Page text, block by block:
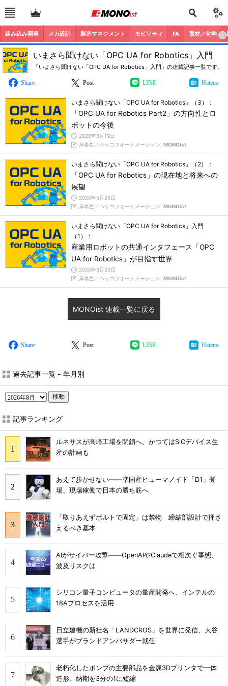
組み込み開発 メカ設計 製造マネジメント モビリティ FA 素材／化学
いまさら聞けない「OPC UA for Robotics」入門
「いまさら聞けない「OPC UA for Robotics」入門」の連載記事一覧です。
Share Post LINE Hatena
いまさら聞けない「OPC UA for Robotics」（3）：
「OPC UA for Robotics Part2」の方向性とロ
ボットの今後
2020年8月19日
岸泰生／ベッコフオートメーション, MONOist
いまさら聞けない「OPC UA for Robotics」（2）：
「OPC UA for Robotics」の現在地と将来への
展望
2020年5月25日
岸泰生／ベッコフオートメーション, MONOist
いまさら聞けない「OPC UA for Robotics」入門
（1）：
産業用ロボットの共通インタフェース「OPC
UA for Robotics」が目指す世界
2020年3月25日
岸泰生／ベッコフオートメーション, MONOist
MONOist 連載一覧に戻る
Share Post LINE Hatena
過去記事一覧 - 年月別
移動
記事ランキング
ルネサスが高崎工場を閉鎖へ、かつてはSiCデバイス生
産の計画も
あえて歩かせない――準国産ヒューマノイド「D1」登
場、現場稼働で日本の勝ち筋へ
「取りあえずボルトで固定」は禁物 締結部設計で押さ
えるべき基本
AIがサイバー攻撃――OpenAIやClaudeで相次ぐ事態、
波及リスクは
シリコン量子コンピュータの量産開発へ、インテルの
18Aプロセスを活用
日立建機の新社名「LANDCROS」を世界に発信、大谷
選手がブランドアンバサダー就任
老朽化したポンプの主要部品を金属3Dプリンタで一体
造形、納期を3分の1に短縮